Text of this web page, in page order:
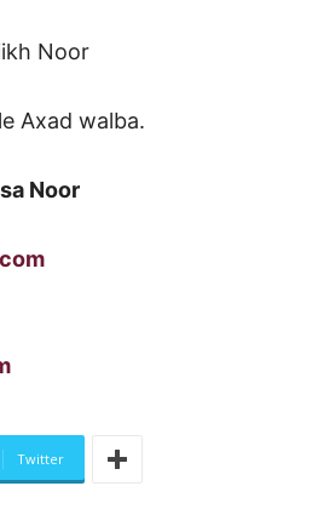
Noor
Axad walba.
Noor
Twitter